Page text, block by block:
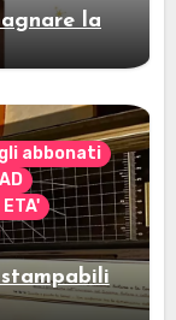
la
gli abbonati